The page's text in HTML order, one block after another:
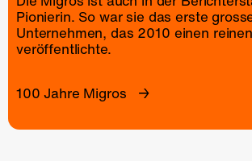
Pionierin. So war sie das erste
Unternehmen, das 2010 einen reinen
veröffentlichte.
100 Jahre Migros